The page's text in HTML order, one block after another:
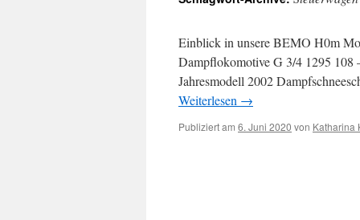
Einblick in unsere BEMO H0m
Dampflokomotive G 3/4 1295 108
Jahresmodell 2002
Weiterlesen →
Publiziert am 6. Juni 2020 von Katharina